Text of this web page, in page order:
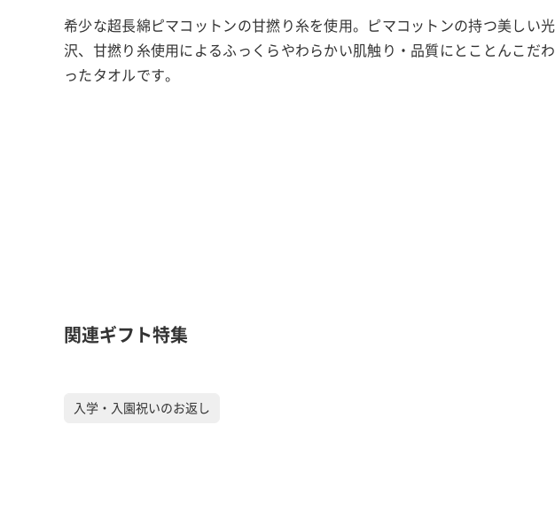
希少な超長綿ピマコットンの甘撚り糸を使用。ピマコットンの持つ美しい光
沢、甘撚り糸使用によるふっくらやわらかい肌触り・品質にとことんこだわ
ったタオルです。
関連ギフト特集
入学・入園祝いのお返し